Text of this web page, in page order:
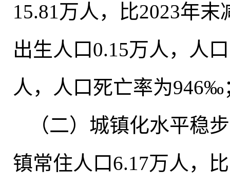
15.81万人 ，
比2023年
出生人口0.15万人，人
人，人口死亡率为946‰
（二）城镇化水平稳
镇常住人口6.17万人，